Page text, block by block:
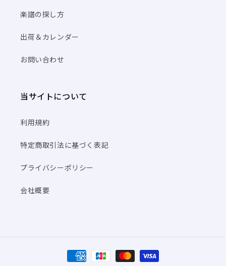
楽譜の探し方
出荷＆カレンダー
お問い合わせ
当サイトについて
利用規約
特定商取引法に基づく表記
プライバシーポリシー
会社概要
決